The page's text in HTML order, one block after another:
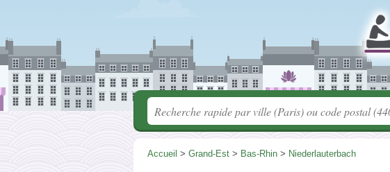
Accueil > Grand-Est > Bas-Rhin > Niederlauterbach